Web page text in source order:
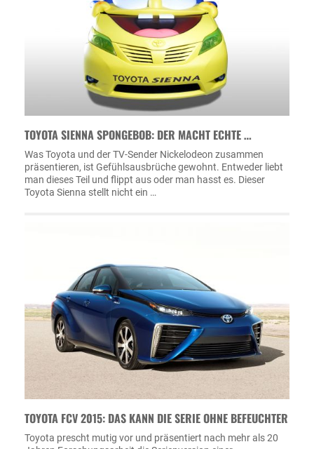
TOYOTA SIENNA SPONGEBOB: DER MACHT ECHTE …
Was Toyota und der TV-Sender Nickelodeon zusammen
präsentieren, ist Gefühlsausbrüche gewohnt. Entweder liebt
man dieses Teil und flippt aus oder man hasst es. Dieser
Toyota Sienna stellt nicht ein …
TOYOTA FCV 2015: DAS KANN DIE SERIE OHNE BEFEUCHTER
Toyota prescht mutig vor und präsentiert nach mehr als 20